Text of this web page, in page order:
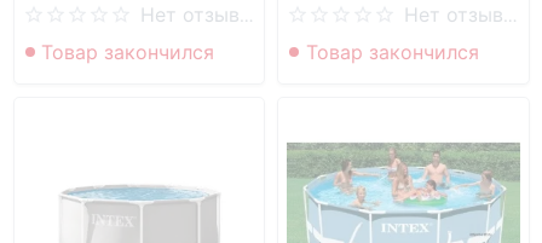
Товар закончился Товар закончился